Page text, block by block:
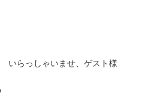
いらっしゃいませ、ゲスト様